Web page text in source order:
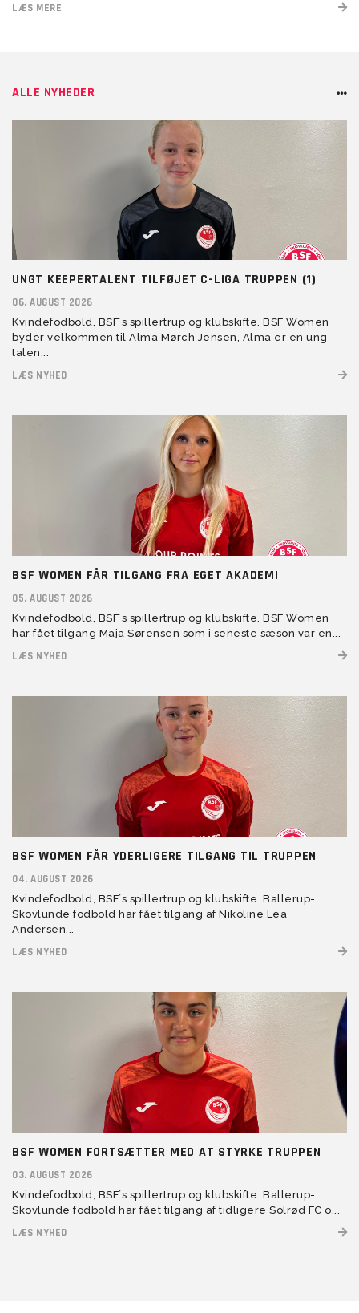
LÆS MERE
ALLE NYHEDER
UNGT KEEPERTALENT TILFØJET C-LIGA TRUPPEN (1)
06. AUGUST 2026
Kvindefodbold, BSF´s spillertrup og klubskifte. BSF Women
byder velkommen til Alma Mørch Jensen, Alma er en ung
talen...
LÆS NYHED
BSF WOMEN FÅR TILGANG FRA EGET AKADEMI
05. AUGUST 2026
Kvindefodbold, BSF´s spillertrup og klubskifte. BSF Women
har fået tilgang Maja Sørensen som i seneste sæson var en...
LÆS NYHED
BSF WOMEN FÅR YDERLIGERE TILGANG TIL TRUPPEN
04. AUGUST 2026
Kvindefodbold, BSF´s spillertrup og klubskifte. Ballerup-
Skovlunde fodbold har fået tilgang af Nikoline Lea
Andersen...
LÆS NYHED
BSF WOMEN FORTSÆTTER MED AT STYRKE TRUPPEN
03. AUGUST 2026
Kvindefodbold, BSF´s spillertrup og klubskifte. Ballerup-
Skovlunde fodbold har fået tilgang af tidligere Solrød FC o...
LÆS NYHED